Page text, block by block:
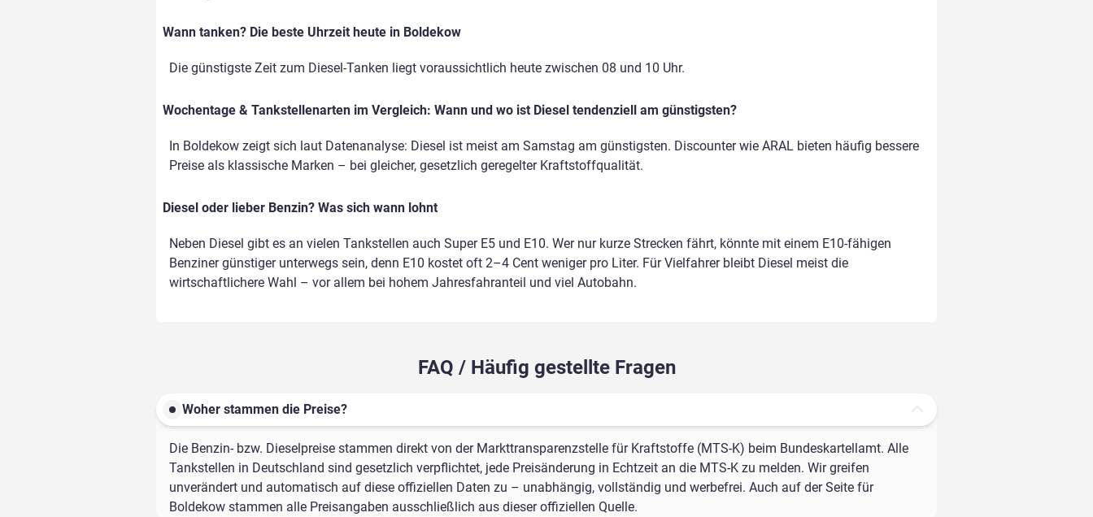
Wann tanken? Die beste Uhrzeit heute in Boldekow
Die günstigste Zeit zum Diesel-Tanken liegt voraussichtlich heute zwischen 08 und 10 Uhr.
Wochentage & Tankstellenarten im Vergleich: Wann und wo ist Diesel tendenziell am günstigsten?
In Boldekow zeigt sich laut Datenanalyse: Diesel ist meist am Samstag am günstigsten. Discounter wie ARAL bieten häufig bessere
Preise als klassische Marken – bei gleicher, gesetzlich geregelter Kraftstoffqualität.
Diesel oder lieber Benzin? Was sich wann lohnt
Neben Diesel gibt es an vielen Tankstellen auch Super E5 und E10. Wer nur kurze Strecken fährt, könnte mit einem E10-fähigen
Benziner günstiger unterwegs sein, denn E10 kostet oft 2–4 Cent weniger pro Liter. Für Vielfahrer bleibt Diesel meist die
wirtschaftlichere Wahl – vor allem bei hohem Jahresfahranteil und viel Autobahn.
FAQ / Häufig gestellte Fragen
Woher stammen die Preise?
Die Benzin- bzw. Dieselpreise stammen direkt von der Markttransparenzstelle für Kraftstoffe (MTS-K) beim Bundeskartellamt. Alle
Tankstellen in Deutschland sind gesetzlich verpflichtet, jede Preisänderung in Echtzeit an die MTS-K zu melden. Wir greifen
unverändert und automatisch auf diese offiziellen Daten zu – unabhängig, vollständig und werbefrei. Auch auf der Seite für
Boldekow stammen alle Preisangaben ausschließlich aus dieser offiziellen Quelle.